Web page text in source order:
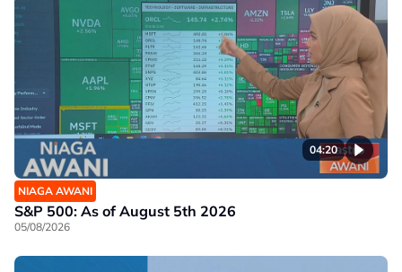
04:20
NIAGA AWANI
S&P 500: As of August 5th 2026
05/08/2026